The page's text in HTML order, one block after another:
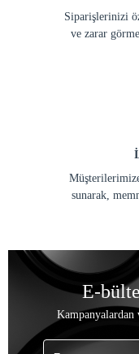
Siparişlerinizi
ve zarar
sunarak,
E-
Kampanyalardan